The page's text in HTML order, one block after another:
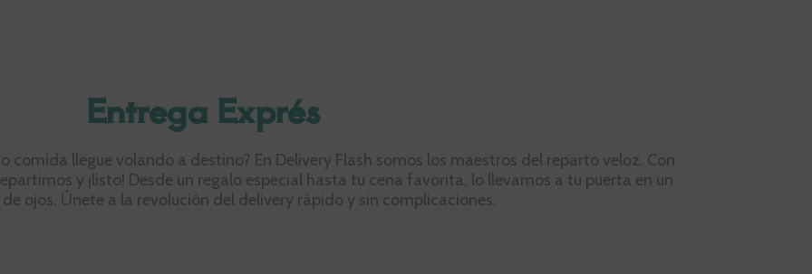
Entrega Exprés
comida llegue volando a destino? En Delivery Flash somos los maestros del reparto veloz. Con
y ¡listo! Desde un regalo especial hasta tu cena favorita, lo llevamos a tu puerta en un
ojos. Únete a la revolución del delivery rápido y sin complicaciones.